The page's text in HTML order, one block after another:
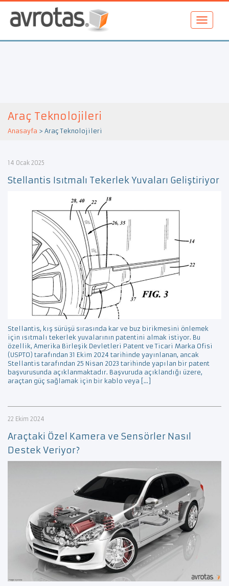
Araç Teknolojileri
Anasayfa > Araç Teknolojileri
14 Ocak 2025
Stellantis Isıtmalı Tekerlek Yuvaları Geliştiriyor
Stellantis, kış sürüşü sırasında kar ve buz birikmesini önlemek
için ısıtmalı tekerlek yuvalarının patentini almak istiyor. Bu
özellik, Amerika Birleşik Devletleri Patent ve Ticari Marka Ofisi
(USPTO) tarafından 31 Ekim 2024 tarihinde yayınlanan, ancak
Stellantis tarafından 25 Nisan 2023 tarihinde yapılan bir patent
başvurusunda açıklanmaktadır. Başvuruda açıklandığı üzere,
araçtan güç sağlamak için bir kablo veya […]
22 Ekim 2024
Araçtaki Özel Kamera ve Sensörler Nasıl
Destek Veriyor?